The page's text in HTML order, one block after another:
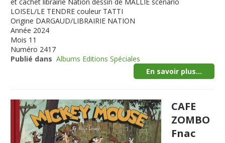
LOISEL/LE TENDRE couleur TATTI
Origine DARGAUD/LIBRAIRIE NATION
Année 2024
Mois 11
Numéro 2417
Publié dans Albums Editions Spéciales
En savoir plus...
CAFE
ZOMBO
Fnac